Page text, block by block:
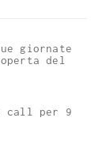
giornate
del
call per 9